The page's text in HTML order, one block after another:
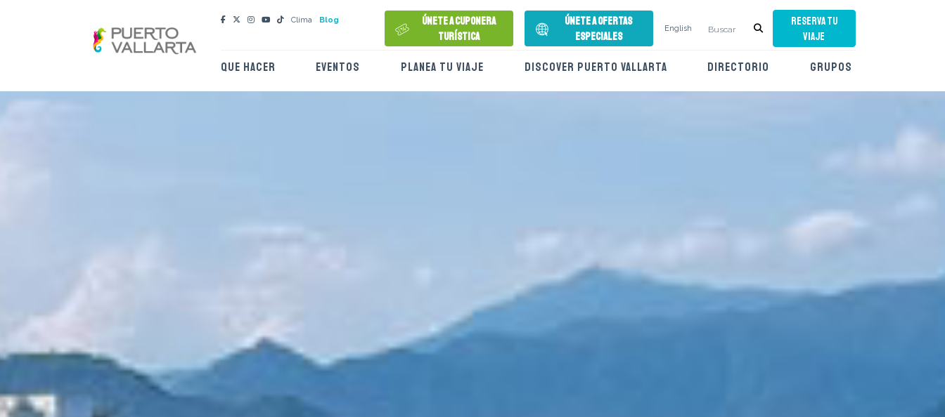
Clima Blog
Únete a Cuponera
Turística
Únete a Ofertas
Especiales
English
RESERVA TU
VIAJE
QUE HACER EVENTOS PLANEA TU VIAJE DISCOVER PUERTO VALLARTA DIRECTORIO GRUPOS